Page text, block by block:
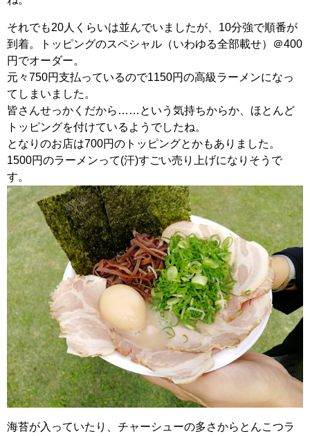
それでも20人くらいは並んでいましたが、10分強で順番が
到着。トッピングのスペシャル（いわゆる全部載せ）＠400
円でオーダー。
元々750円支払っているので1150円の高級ラーメンになっ
てしまいました。
皆さんせっかくだから……という気持ちからか、ほとんど
トッピングを付けているようでしたね。
となりのお店は700円のトッピングとかもありました。
1500円のラーメンって(汗)すごい売り上げになりそうで
す。
海苔が入っていたり、チャーシューの多さからとんこつラ